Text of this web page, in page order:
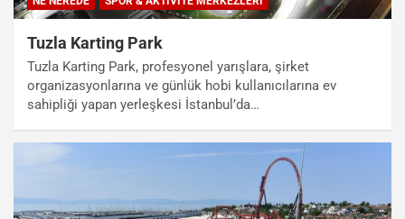
Tuzla Karting Park
Tuzla Karting Park, profesyonel yarışlara, şirket
organizasyonlarına ve günlük hobi kullanıcılarına ev
sahipliği yapan yerleşkesi İstanbul’da…